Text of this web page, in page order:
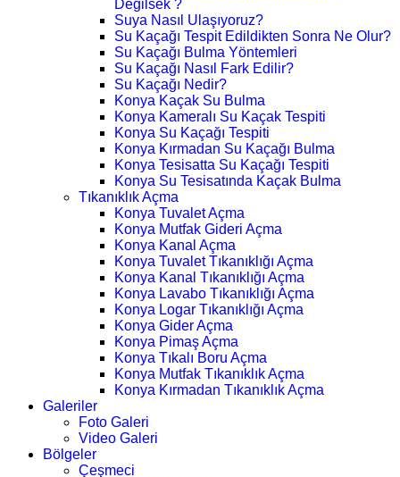
Değilsek ?
Suya Nasıl Ulaşıyoruz?
Su Kaçağı Tespit Edildikten Sonra Ne Olur?
Su Kaçağı Bulma Yöntemleri
Su Kaçağı Nasıl Fark Edilir?
Su Kaçağı Nedir?
Konya Kaçak Su Bulma
Konya Kameralı Su Kaçak Tespiti
Konya Su Kaçağı Tespiti
Konya Kırmadan Su Kaçağı Bulma
Konya Tesisatta Su Kaçağı Tespiti
Konya Su Tesisatında Kaçak Bulma
Tıkanıklık Açma
Konya Tuvalet Açma
Konya Mutfak Gideri Açma
Konya Kanal Açma
Konya Tuvalet Tıkanıklığı Açma
Konya Kanal Tıkanıklığı Açma
Konya Lavabo Tıkanıklığı Açma
Konya Logar Tıkanıklığı Açma
Konya Gider Açma
Konya Pimaş Açma
Konya Tıkalı Boru Açma
Konya Mutfak Tıkanıklık Açma
Konya Kırmadan Tıkanıklık Açma
Galeriler
Foto Galeri
Video Galeri
Bölgeler
Çeşmeci